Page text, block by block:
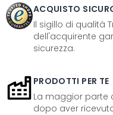
ACQUISTO
Il sigillo di qualità
dell'acquirente
sicurezza.
PRODOTTI PER TE
La maggior parte
dopo aver